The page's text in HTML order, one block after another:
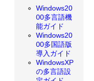
Windows20
00多言語機
能ガイド
Windows20
00多国語版
導入ガイド
WindowsXP
の多言語設